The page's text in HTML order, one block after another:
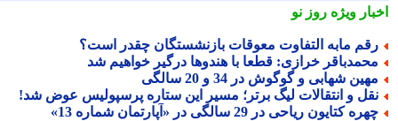
ویژهروز نو
مابه التفاوت معوقات بازنشستگان چقدر است؟
خرازی: قطعا با هندوها درگیر خواهیم شد
شهابی و گوگوش در 34 و 20 سالگی
و انتقالات لیگ برتر؛ مسیر این ستاره پرسپولیس عوض شد!
کتایون ریاحی در 29 سالگی در «آپارتمان شماره 13»